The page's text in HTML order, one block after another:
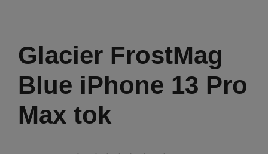
Glacier FrostMag
Blue iPhone 13 Pro
Max tok